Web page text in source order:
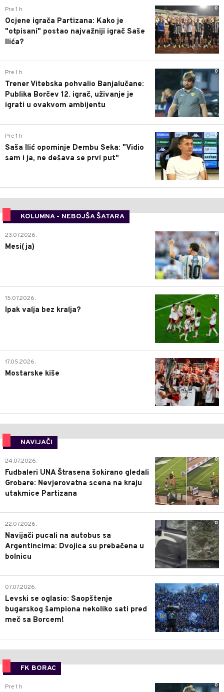
0
Pre 1 h
Ocjene igrača Partizana: Kako je
"otpisani" postao najvažniji igrač Saše
Ilića?
0
Pre 1 h
Trener Vitebska pohvalio Banjalučane:
Publika Borčev 12. igrač, uživanje je
igrati u ovakvom ambijentu
0
Pre 1 h
Saša Ilić opominje Dembu Seka: "Vidio
sam i ja, ne dešava se prvi put"
KOLUMNA - NEBOJŠA ŠATARA
0
23.07.2026.
Mesi(ja)
2
15.07.2026.
Ipak valja bez kralja?
0
17.05.2026.
Mostarske kiše
NAVIJAČI
0
24.07.2026.
Fudbaleri UNA Štrasena šokirano gledali
Grobare: Nevjerovatna scena na kraju
utakmice Partizana
0
22.07.2026.
Navijači pucali na autobus sa
Argentincima: Dvojica su prebačena u
bolnicu
1
07.07.2026.
Levski se oglasio: Saopštenje
bugarskog šampiona nekoliko sati pred
meč sa Borcem!
FK BORAC
0
Pre 1 h